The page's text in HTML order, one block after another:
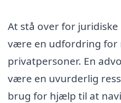
At stå over for
være en udfordring for
privatpersoner. En
være en uvurderlig
brug for hjælp til at